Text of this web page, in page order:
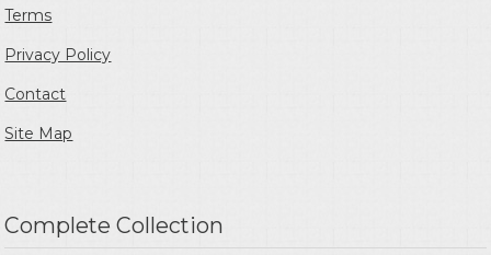
Terms
Privacy Policy
Contact
Site Map
Complete Collection